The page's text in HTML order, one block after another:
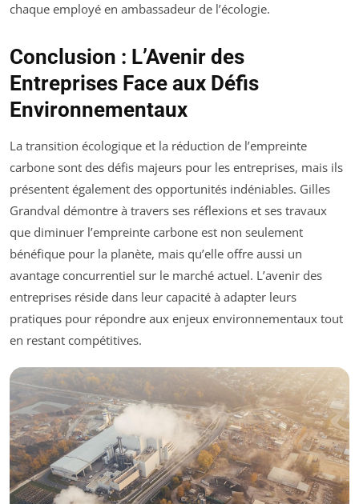
chaque employé en ambassadeur de l’écologie.
Conclusion : L’Avenir des
Entreprises Face aux Défis
Environnementaux
La transition écologique et la réduction de l’empreinte
carbone sont des défis majeurs pour les entreprises, mais ils
présentent également des opportunités indéniables. Gilles
Grandval démontre à travers ses réflexions et ses travaux
que diminuer l’empreinte carbone est non seulement
bénéfique pour la planète, mais qu’elle offre aussi un
avantage concurrentiel sur le marché actuel. L’avenir des
entreprises réside dans leur capacité à adapter leurs
pratiques pour répondre aux enjeux environnementaux tout
en restant compétitives.